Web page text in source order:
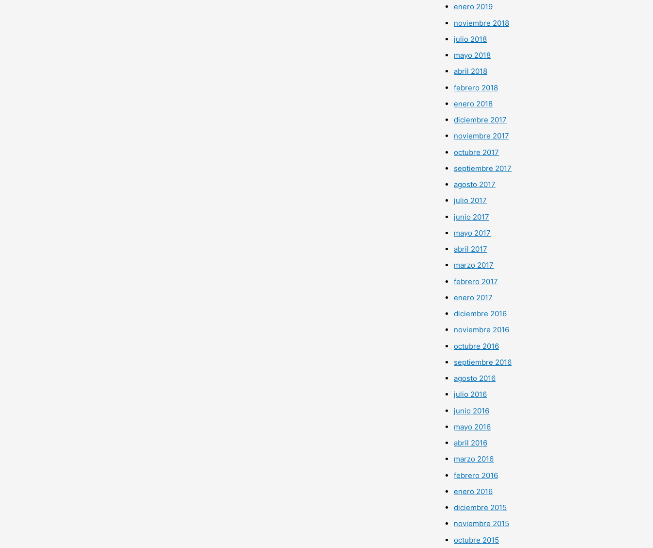
enero 2019
noviembre 2018
julio 2018
mayo 2018
abril 2018
febrero 2018
enero 2018
diciembre 2017
noviembre 2017
octubre 2017
septiembre 2017
agosto 2017
julio 2017
junio 2017
mayo 2017
abril 2017
marzo 2017
febrero 2017
enero 2017
diciembre 2016
noviembre 2016
octubre 2016
septiembre 2016
agosto 2016
julio 2016
junio 2016
mayo 2016
abril 2016
marzo 2016
febrero 2016
enero 2016
diciembre 2015
noviembre 2015
octubre 2015